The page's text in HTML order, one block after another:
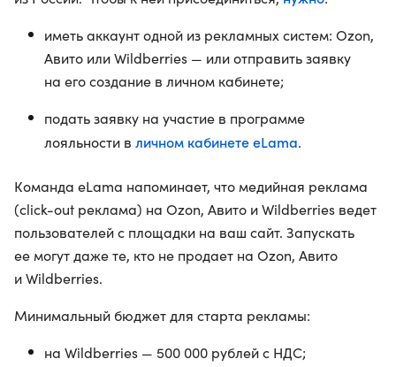
иметь аккаунт одной из рекламных систем: Ozon,
Авито или Wildberries — или отправить заявку
на его создание в личном кабинете;
подать заявку на участие в программе
лояльности в личном кабинете eLama.
Команда eLama напоминает, что медийная реклама
(click-out реклама) на Ozon, Авито и Wildberries ведет
пользователей с площадки на ваш сайт. Запускать
ее могут даже те, кто не продает на Ozon, Авито
и Wildberries.
Минимальный бюджет для старта рекламы:
на Wildberries — 500 000 рублей с НДС;